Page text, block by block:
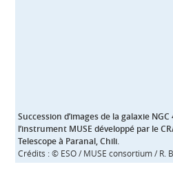
Succession d’images de la galaxie
l’instrument MUSE développé par le
Telescope à Paranal, Chili.
Crédits : © ESO / MUSE consortium / R.